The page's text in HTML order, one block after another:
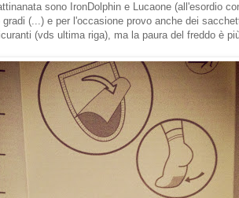
sono IronDolphin e Lucaone (all'esordio
(...) e per l'occasione provo anche dei
(vds ultima riga), ma la paura del freddo è